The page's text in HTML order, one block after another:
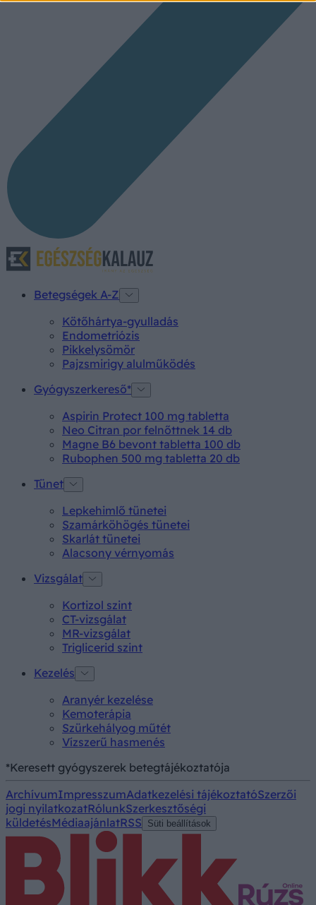
Betegségek A-Z
Kötőhártya-gyulladás
Endometriózis
Pikkelysömör
Pajzsmirigy alulműködés
Gyógyszerkereső*
Aspirin Protect 100 mg tabletta
Neo Citran por felnőttnek 14 db
Magne B6 bevont tabletta 100 db
Rubophen 500 mg tabletta 20 db
Tünet
Lepkehimlő tünetei
Szamárköhögés tünetei
Skarlát tünetei
Alacsony vérnyomás
Vizsgálat
Kortizol szint
CT-vizsgálat
MR-vizsgálat
Triglicerid szint
Kezelés
Aranyér kezelése
Kemoterápia
Szürkehályog műtét
Vízszerű hasmenés
*Keresett gyógyszerek betegtájékoztatója
ArchívumImpresszumAdatkezelési tájékoztatóSzerzői
jogi nyilatkozatRólunkSzerkesztőségi
küldetésMédiaajánlatRSS Süti beállítások